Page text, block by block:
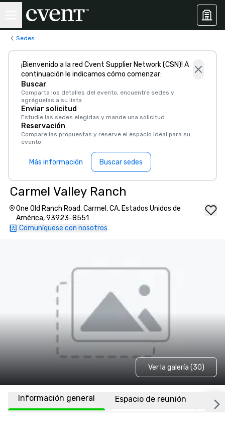
Sedes
¡Bienvenido a la red Cvent Supplier Network (CSN)! A
continuación le indicamos cómo comenzar:
Buscar
Comparta los detalles del evento, encuentre sedes y
agréguelas a su lista
Enviar solicitud
Estudie las sedes elegidas y mande una solicitud
Reservación
Compare las propuestas y reserve el espacio ideal para su
evento
Más información Buscar sedes
Carmel Valley Ranch
One Old Ranch Road, Carmel, CA, Estados Unidos de
América, 93923-8551
Comuníquese con nosotros
Ver la galería (30)
Información general Espacio de reunión